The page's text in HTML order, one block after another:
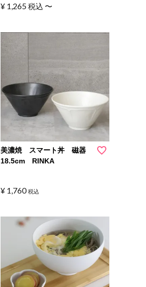
¥ 1,265税込 〜
美濃焼 スマート丼 磁器
18.5cm RINKA
¥ 1,760 税込